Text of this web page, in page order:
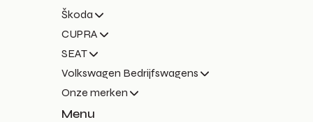
Škoda
CUPRA
SEAT
Volkswagen Bedrijfswagens
Onze merken
Menu